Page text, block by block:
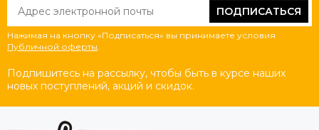
ПОДПИСАТЬСЯ
Нажимая на кнопку «Подписаться» вы принимаете условия
Публичной оферты
Подпишитесь на рассылку, чтобы быть в курсе наших
новых поступлений, акций и скидок.